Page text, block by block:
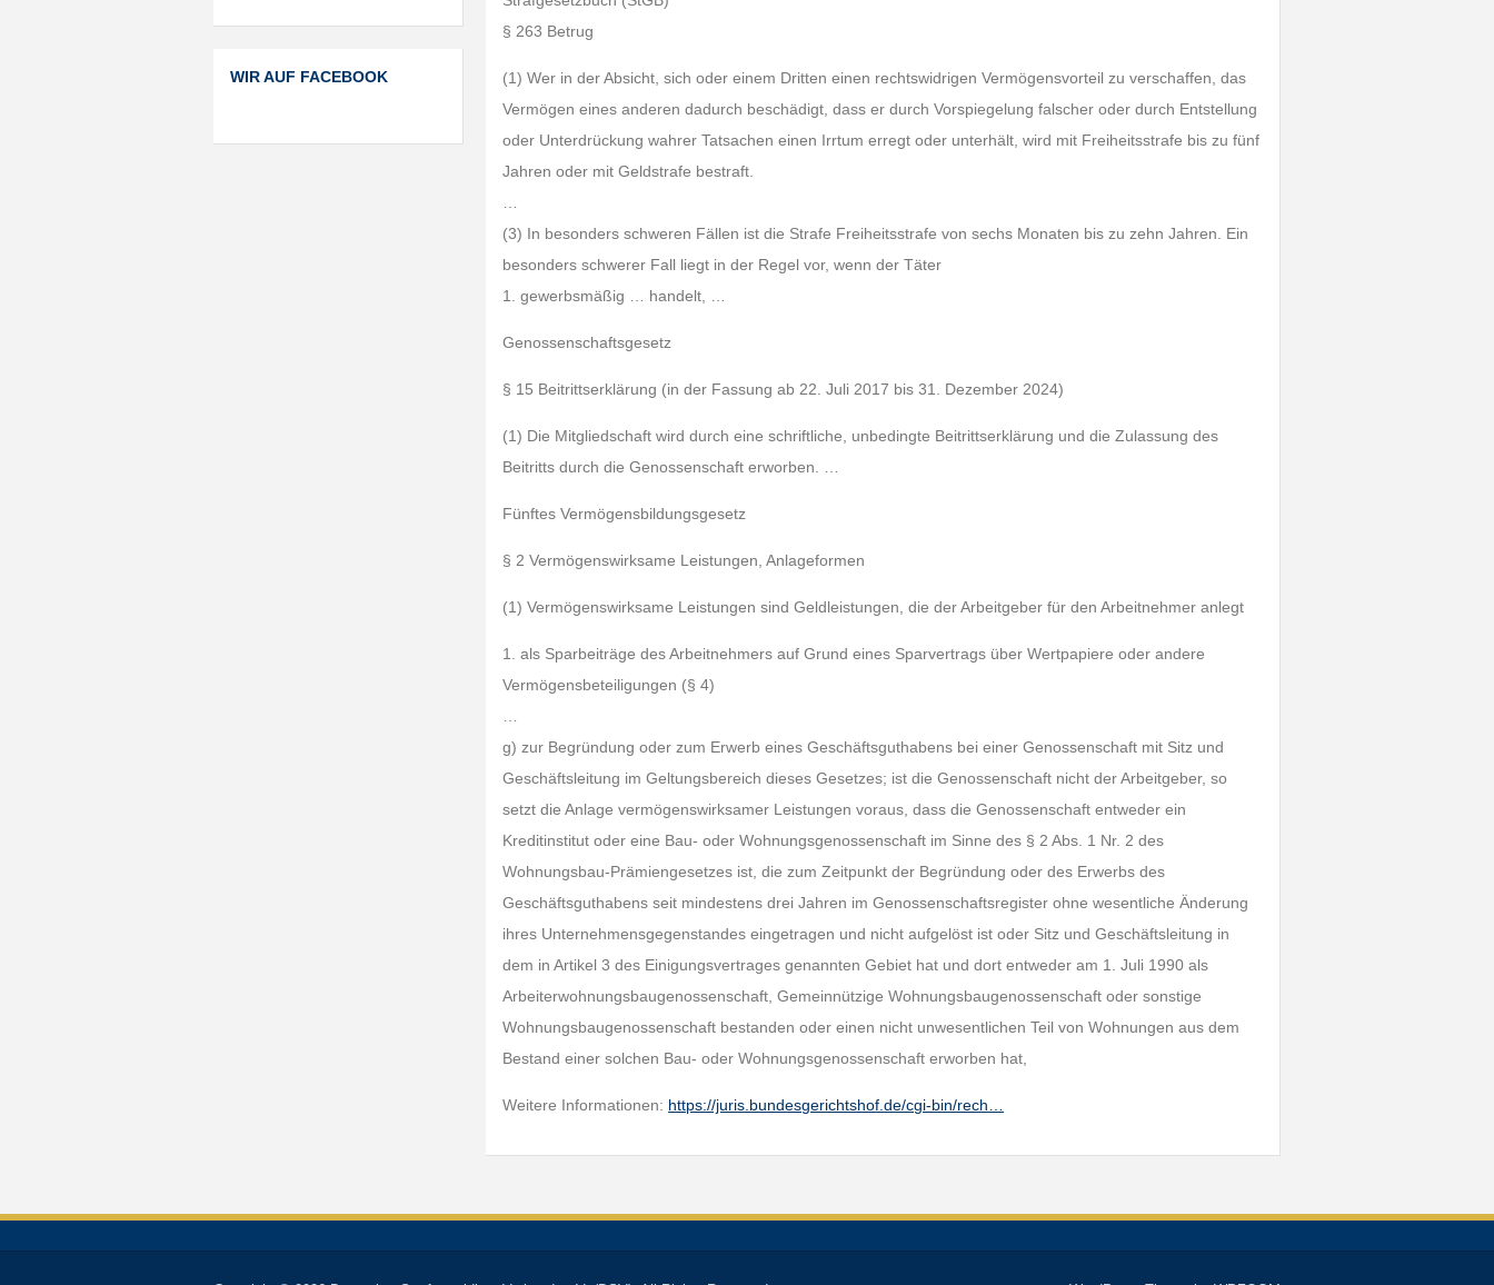
WIR AUF FACEBOOK
§ 263 Betrug
(1) Wer in der Absicht, sich oder einem Dritten einen rechtswidrigen Vermögensvorteil zu verschaffen, das
Vermögen eines anderen dadurch beschädigt, dass er durch Vorspiegelung falscher oder durch Entstellung
oder Unterdrückung wahrer Tatsachen einen Irrtum erregt oder unterhält, wird mit Freiheitsstrafe bis zu fünf
Jahren oder mit Geldstrafe bestraft.
(3) In besonders schweren Fällen ist die Strafe Freiheitsstrafe von sechs Monaten bis zu zehn Jahren. Ein
besonders schwerer Fall liegt in der Regel vor, wenn der Täter
1. gewerbsmäßig … handelt, …
Genossenschaftsgesetz
§ 15 Beitrittserklärung (in der Fassung ab 22. Juli 2017 bis 31. Dezember 2024)
(1) Die Mitgliedschaft wird durch eine schriftliche, unbedingte Beitrittserklärung und die Zulassung des
Beitritts durch die Genossenschaft erworben. …
Fünftes Vermögensbildungsgesetz
§ 2 Vermögenswirksame Leistungen, Anlageformen
(1) Vermögenswirksame Leistungen sind Geldleistungen, die der Arbeitgeber für den Arbeitnehmer anlegt
1. als Sparbeiträge des Arbeitnehmers auf Grund eines Sparvertrags über Wertpapiere oder andere
Vermögensbeteiligungen (§ 4)
g) zur Begründung oder zum Erwerb eines Geschäftsguthabens bei einer Genossenschaft mit Sitz und
Geschäftsleitung im Geltungsbereich dieses Gesetzes; ist die Genossenschaft nicht der Arbeitgeber, so
setzt die Anlage vermögenswirksamer Leistungen voraus, dass die Genossenschaft entweder ein
Kreditinstitut oder eine Bau- oder Wohnungsgenossenschaft im Sinne des § 2 Abs. 1 Nr. 2 des
Wohnungsbau-Prämiengesetzes ist, die zum Zeitpunkt der Begründung oder des Erwerbs des
Geschäftsguthabens seit mindestens drei Jahren im Genossenschaftsregister ohne wesentliche Änderung
ihres Unternehmensgegenstandes eingetragen und nicht aufgelöst ist oder Sitz und Geschäftsleitung in
dem in Artikel 3 des Einigungsvertrages genannten Gebiet hat und dort entweder am 1. Juli 1990 als
Arbeiterwohnungsbaugenossenschaft, Gemeinnützige Wohnungsbaugenossenschaft oder sonstige
Wohnungsbaugenossenschaft bestanden oder einen nicht unwesentlichen Teil von Wohnungen aus dem
Bestand einer solchen Bau- oder Wohnungsgenossenschaft erworben hat,
Weitere Informationen: https://juris.bundesgerichtshof.de/cgi-bin/rech…